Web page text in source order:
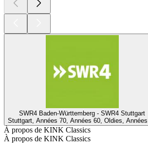
SWR4 Baden-Württemberg - SWR4 Stuttgart
Stuttgart, Années 70, Années 60, Oldies,
À propos de KINK Classics
À propos de KINK Classics